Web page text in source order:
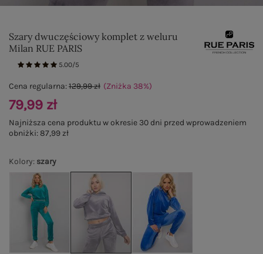
Szary dwuczęściowy komplet z weluru
Milan RUE PARIS
5.00/5
Kolory: szary
Cena regularna:129,99 zł (Zniżka 38%)
79,99 zł
Najniższa cena produktu w okresie 30 dni przed wprowadzeniem
obniżki: 87,99 zł